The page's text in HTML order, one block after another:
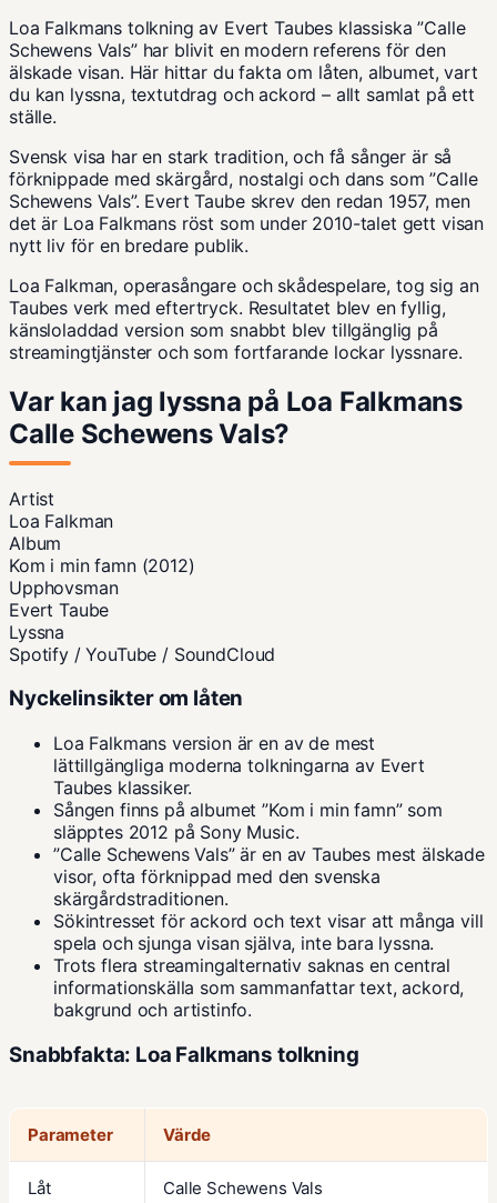
Loa Falkmans tolkning av Evert Taubes klassiska ”Calle
Schewens Vals” har blivit en modern referens för den
älskade visan. Här hittar du fakta om låten, albumet, vart
du kan lyssna, textutdrag och ackord – allt samlat på ett
ställe.
Svensk visa har en stark tradition, och få sånger är så
förknippade med skärgård, nostalgi och dans som ”Calle
Schewens Vals”. Evert Taube skrev den redan 1957, men
det är Loa Falkmans röst som under 2010-talet gett visan
nytt liv för en bredare publik.
Loa Falkman, operasångare och skådespelare, tog sig an
Taubes verk med eftertryck. Resultatet blev en fyllig,
känsloladdad version som snabbt blev tillgänglig på
streamingtjänster och som fortfarande lockar lyssnare.
Var kan jag lyssna på Loa Falkmans
Calle Schewens Vals?
Artist
Loa Falkman
Album
Kom i min famn (2012)
Upphovsman
Evert Taube
Lyssna
Spotify / YouTube / SoundCloud
Nyckelinsikter om låten
Loa Falkmans version är en av de mest
lättillgängliga moderna tolkningarna av Evert
Taubes klassiker.
Sången finns på albumet ”Kom i min famn” som
släpptes 2012 på Sony Music.
”Calle Schewens Vals” är en av Taubes mest älskade
visor, ofta förknippad med den svenska
skärgårdstraditionen.
Sökintresset för ackord och text visar att många vill
spela och sjunga visan själva, inte bara lyssna.
Trots flera streamingalternativ saknas en central
informationskälla som sammanfattar text, ackord,
bakgrund och artistinfo.
Snabbfakta: Loa Falkmans tolkning
Parameter Värde
Låt Calle Schewens Vals